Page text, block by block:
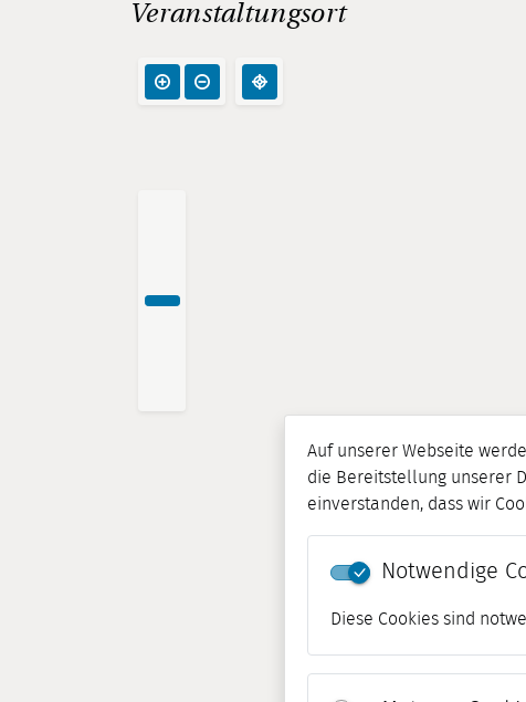
Auf unserer Webseite
die Bereitstellung unserer
einverstanden, dass wir
Notwendige
Diese Cookies sind
Veranstaltungsort